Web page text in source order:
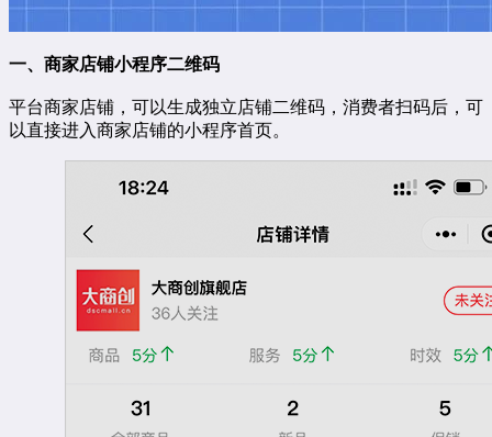
一、商家店铺小程序二维码
平台商家店铺，可以生成独立店铺二维码，消费者扫码后，可
以直接进入商家店铺的小程序首页。